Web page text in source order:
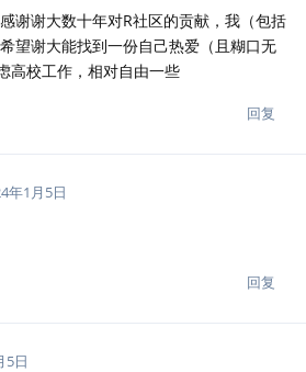
谢谢大数十年对R社区的贡献，我（包括
望谢大能找到一份自己热爱（且糊口无
高校工作，相对自由一些
回复
年1月5日
回复
5日